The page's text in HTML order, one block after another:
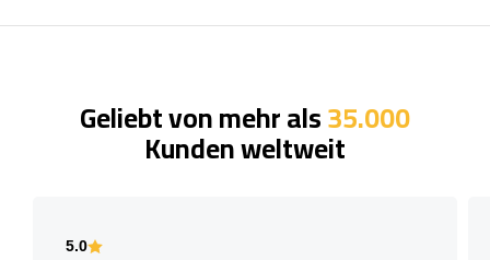
Geliebt von mehr als35.000
Kunden weltweit
5.0